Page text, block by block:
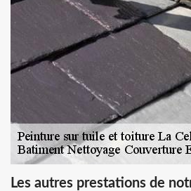
Les autres prestations de